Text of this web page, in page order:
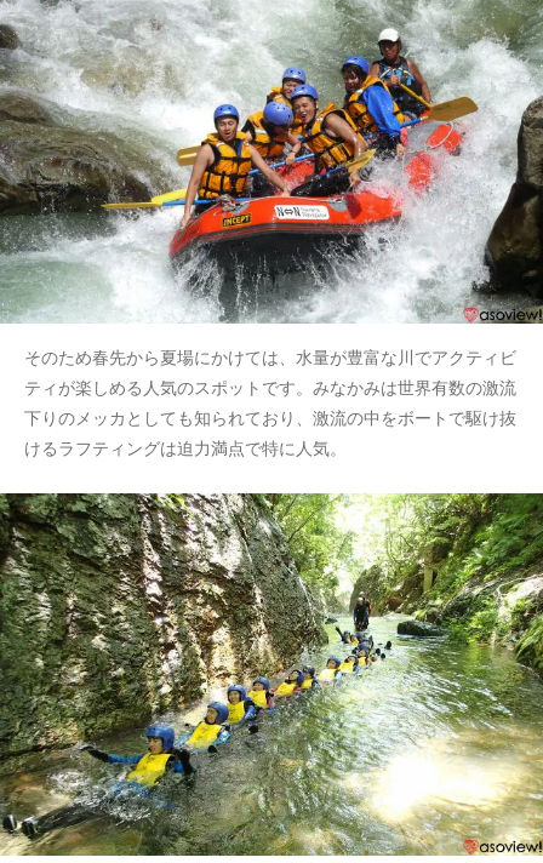
そのため春先から夏場にかけては、水量が豊富な川でアクティビ
ティが楽しめる人気のスポットです。みなかみは世界有数の激流
下りのメッカとしても知られており、激流の中をボートで駆け抜
けるラフティングは迫力満点で特に人気。